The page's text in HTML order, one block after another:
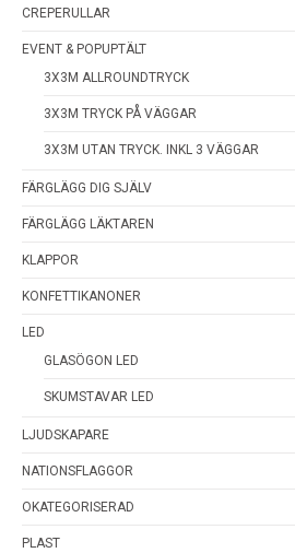
CREPERULLAR
EVENT & POPUPTÄLT
3X3M ALLROUNDTRYCK
3X3M TRYCK PÅ VÄGGAR
3X3M UTAN TRYCK. INKL 3 VÄGGAR
FÄRGLÄGG DIG SJÄLV
FÄRGLÄGG LÄKTAREN
KLAPPOR
KONFETTIKANONER
LED
GLASÖGON LED
SKUMSTAVAR LED
LJUDSKAPARE
NATIONSFLAGGOR
OKATEGORISERAD
PLAST